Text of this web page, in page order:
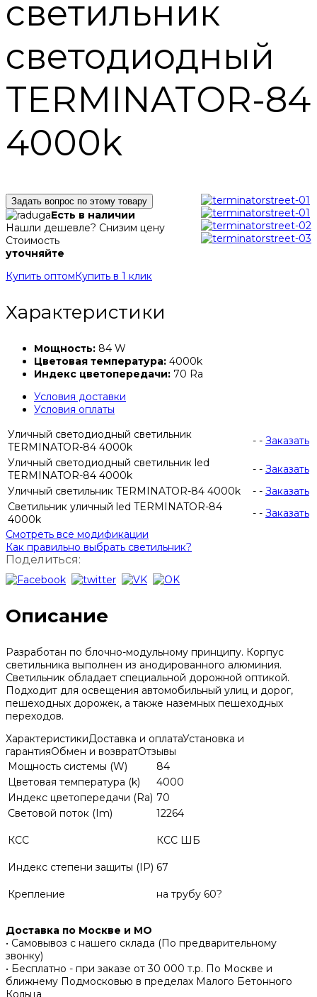
светильник
светодиодный
TERMINATOR-84
4000k
Задать вопрос по этому товару
Есть в наличии
Нашли дешевле? Снизим цену
Стоимость
уточняйте
Купить оптом Купить в 1 клик
Характеристики
Мощность: 84 W
Цветовая температура: 4000k
Индекс цветопередачи: 70 Ra
Условия доставки
Условия оплаты
Уличный светодиодный светильник
TERMINATOR-84 4000k
- - Заказать
Уличный светодиодный светильник led
TERMINATOR-84 4000k
- - Заказать
Уличный светильник TERMINATOR-84 4000k
- - Заказать
Светильник уличный led TERMINATOR-84
4000k
- - Заказать
Смотреть все модификации
Как правильно выбрать светильник?
Поделиться:
Описание
Разработан по блочно-модульному принципу. Корпус
светильника выполнен из анодированного алюминия.
Светильник обладает специальной дорожной оптикой.
Подходит для освещения автомобильный улиц и дорог,
пешеходных дорожек, а также наземных пешеходных
переходов.
ХарактеристикиДоставка и оплатаУстановка и
гарантияОбмен и возвратОтзывы
Мощность системы (W)
84
Цветовая температура (k)
4000
Индекс цветопередачи (Ra) 70
Световой поток (Im)
12264
КСС КСС ШБ
Индекс степени защиты (IP) 67
Крепление на трубу 60?
Доставка по Москве и МО
• Самовывоз с нашего склада (По предварительному
звонку)
• Бесплатно - при заказе от 30 000 т.р. По Москве и
ближнему Подмосковью в пределах Малого Бетонного
Кольца